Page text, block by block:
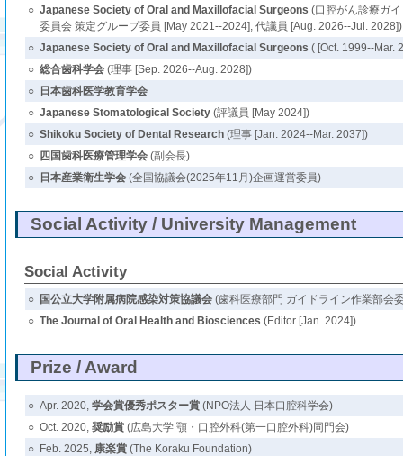
○ Japanese Society of Oral and Maxillofacial Surgeons (口腔がん診療ガ
委員会 策定グループ委員 [May 2021--2024], 代議員 [Aug. 2026--Jul. 2028])
○ Japanese Society of Oral and Maxillofacial Surgeons ( [Oct. 1999--Mar.
○ 総合歯科学会(理事 [Sep. 2026--Aug. 2028])
○
日本歯科医学教育学会
○ Japanese Stomatological Society(評議員 [May 2024])
○ Shikoku Society of Dental Research(理事 [Jan. 2024--Mar. 2037])
○
四国歯科医療管理学会(副会長)
○
日本産業衛生学会(全国協議会(2025年11月)企画運営委員)
Social Activity / University Management
Social Activity
○ 国公立大学附属病院感染対策協議会(歯科医療部門 ガイドライン作業部会
○ The Journal of Oral Health and Biosciences (Editor [Jan. 2024])
Prize / Award
○ Apr. 2020, 学会賞優秀ポスター賞(NPO法人 日本口腔科学会)
○ Oct. 2020, 奨励賞(広島大学 顎・口腔外科(第一口腔外科)同門会)
○
Feb. 2025, 康楽賞(The Koraku Foundation)